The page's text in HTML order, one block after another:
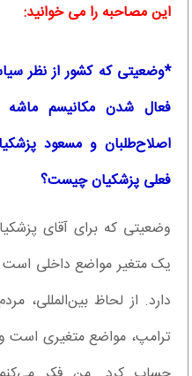
این مصاحبه را می خوانید:
*‌وضعیتی که کشور از نظر
فعال شدن مکانیسم ماشه
اصلاح‌طلبان و مسعود
فعلی پزشکیان چیست؟
وضعیتی که برای آقای
یک متغیر مواضع داخلی است
دارد. از لحاظ بین‌المللی،
ترامپ، مواضع متغیری است